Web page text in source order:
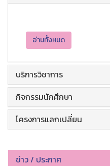
อ่านทั้งหมด
บริการวิชาการ
กิจกรรมนักศึกษา
โครงการแลกเปลี่ยน
ข่าว / ประกาศ